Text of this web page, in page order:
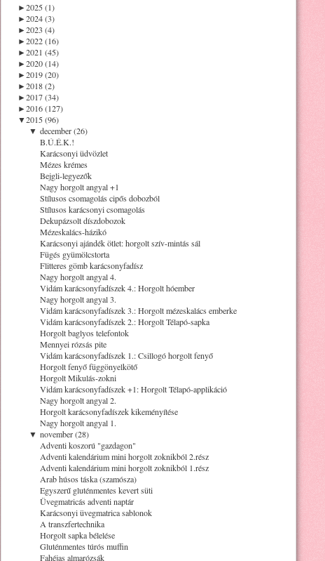
►2025 (1)
►2024 (3)
►2023 (4)
►2022 (16)
►2021 (45)
►2020 (14)
►2019 (20)
►2018 (2)
►2017 (34)
►2016 (127)
▼2015 (96)
▼ december (26)
B.Ú.É.K.!
Karácsonyi üdvözlet
Mézes krémes
Bejgli-legyezők
Nagy horgolt angyal +1
Stílusos csomagolás cipős dobozból
Stílusos karácsonyi csomagolás
Dekupázsolt díszdobozok
Mézeskalács-házikó
Karácsonyi ajándék ötlet: horgolt szív-mintás sál
Fügés gyümölcstorta
Flitteres gömb karácsonyfadísz
Nagy horgolt angyal 4.
Vidám karácsonyfadíszek 4.: Horgolt hóember
Nagy horgolt angyal 3.
Vidám karácsonyfadíszek 3.: Horgolt mézeskalács emberke
Vidám karácsonyfadíszek 2.: Horgolt Télapó-sapka
Horgolt baglyos telefontok
Mennyei rózsás pite
Vidám karácsonyfadíszek 1.: Csillogó horgolt fenyő
Horgolt fenyő függönyelkötő
Horgolt Mikulás-zokni
Vidám karácsonyfadíszek +1: Horgolt Télapó-applikáció
Nagy horgolt angyal 2.
Horgolt karácsonyfadíszek kikeményítése
Nagy horgolt angyal 1.
▼ november (28)
Adventi koszorú "gazdagon"
Adventi kalendárium mini horgolt zoknikból 2.rész
Adventi kalendárium mini horgolt zoknikból 1.rész
Arab húsos táska (szamósza)
Egyszerű gluténmentes kevert süti
Üvegmatricás adventi naptár
Karácsonyi üvegmatrica sablonok
A transzfertechnika
Horgolt sapka bélelése
Gluténmentes túrós muffin
Fahéjas almarózsák